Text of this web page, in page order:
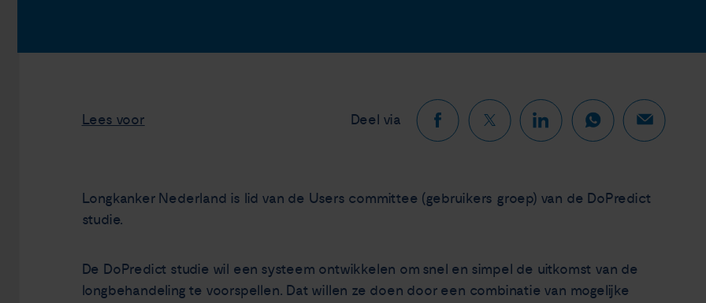
Lees voor Deel via
Longkanker Nederland is lid van de Users committee (gebruikers groep) van de DoPredict
studie.
De DoPredict studie wil een systeem ontwikkelen om snel en simpel de uitkomst van de
longbehandeling te voorspellen. Dat willen ze doen door een combinatie van mogelijke